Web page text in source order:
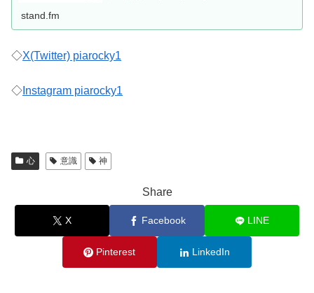
stand.fm
◇X(Twitter) piarocky1
◇ Instagram piarocky1
心 意識 神
Share
X Facebook LINE
Pinterest LinkedIn